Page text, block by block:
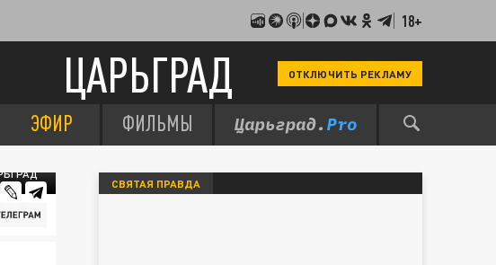
18+
ЦАРЬГРАД ОТКЛЮЧИТЬ РЕКЛАМУ
ЭФИР ФИЛЬМЫ
СВЯТАЯ ПРАВДА